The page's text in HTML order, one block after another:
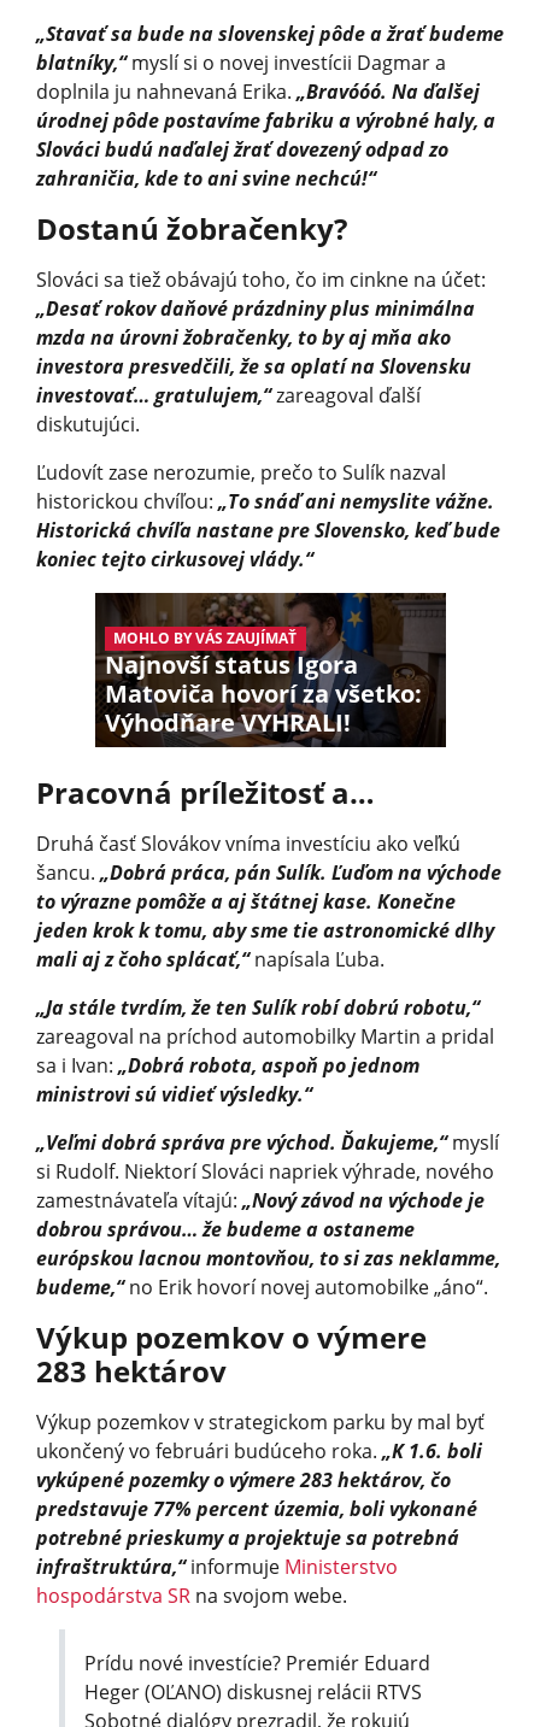
„Stavať sa bude na slovenskej pôde a žrať budeme
blatníky,“myslí si o novej investícii Dagmar a
doplnila ju nahnevaná Erika. „Bravóóó. Na ďalšej
úrodnej pôde postavíme fabriku a výrobné haly, a
Slováci budú naďalej žrať dovezený odpad zo
zahraničia, kde to ani svine nechcú!“
Dostanú žobračenky?
Slováci sa tiež obávajú toho, čo im cinkne na účet:
„Desať rokov daňové prázdniny plus minimálna
mzda na úrovni žobračenky, to by aj mňa ako
investora presvedčili, že sa oplatí na Slovensku
investovať… gratulujem,“zareagoval ďalší
diskutujúci.
Ľudovít zase nerozumie, prečo to Sulík nazval
historickou chvíľou: „To snáď ani nemyslite vážne.
Historická chvíľa nastane pre Slovensko, keď bude
koniec tejto cirkusovej vlády.“
MOHLO BY VÁS ZAUJÍMAŤ
Najnovší status Igora
Matoviča hovorí za všetko:
Výhodňare VYHRALI!
Pracovná príležitosť a…
Druhá časť Slovákov vníma investíciu ako veľkú
šancu. „Dobrá práca, pán Sulík. Ľuďom na východe
to výrazne pomôže a aj štátnej kase. Konečne
jeden krok k tomu, aby sme tie astronomické dlhy
mali aj z čoho splácať,“napísala Ľuba.
„Ja stále tvrdím, že ten Sulík robí dobrú robotu,“
zareagoval na príchod automobilky Martin a pridal
sa i Ivan: „Dobrá robota, aspoň po jednom
ministrovi sú vidieť výsledky.“
„Veľmi dobrá správa pre východ. Ďakujeme,“myslí
si Rudolf. Niektorí Slováci napriek výhrade, nového
zamestnávateľa vítajú: „Nový závod na východe je
dobrou správou… že budeme a ostaneme
európskou lacnou montovňou, to si zas neklamme,
budeme,“no Erik hovorí novej automobilke „áno“.
Výkup pozemkov o výmere
283 hektárov
Výkup pozemkov v strategickom parku by mal byť
ukončený vo februári budúceho roka. „K 1.6. boli
vykúpené pozemky o výmere 283 hektárov, čo
predstavuje 77% percent územia, boli vykonané
potrebné prieskumy a projektuje sa potrebná
infraštruktúra,“informuje Ministerstvo
hospodárstva SR na svojom webe.
Prídu nové investície? Premiér Eduard
Heger (OĽANO) diskusnej relácii RTVS
Sobotné dialógy prezradil, že rokujú